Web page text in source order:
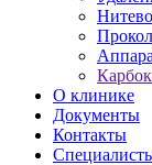
О клинике
Документы
Контакты